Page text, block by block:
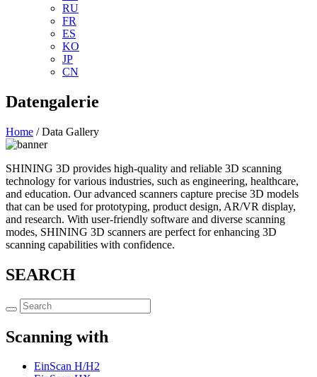
RU
FR
ES
KO
JP
CN
Datengalerie
Home / Data Gallery
SHINING 3D provides high-quality and reliable 3D scanning
technology for various industries, such as engineering, healthcare,
and education. Our advanced scanners capture precise 3D models
that can be used for prototyping, product design, AR/VR display,
and research. With user-friendly software and diverse scanning
modes, SHINING 3D scanners are perfect for enhancing 3D
scanning capabilities with confidence.
SEARCH
Scanning with
EinScan H/H2